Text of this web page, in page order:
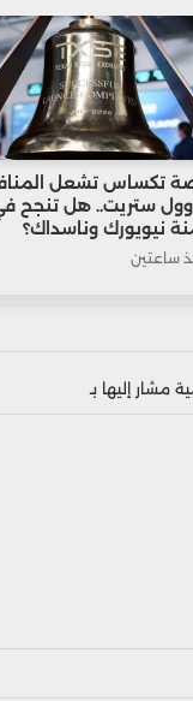
تكساس تشعل
ستريت.. هل تنجح
نيويورك وناسداك؟
ساعتين
مشار إليها بـ